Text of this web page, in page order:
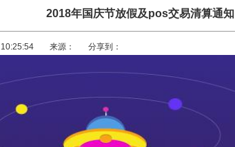
2018年国庆节放假及pos交易清算通知
来源： 分享到：